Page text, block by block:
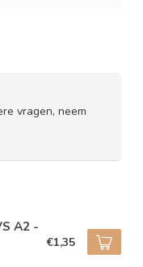
vragen, neem
A2 -
€1,35